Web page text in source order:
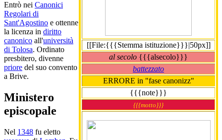
[[File:{{{Stemma istituzione}}}|50px]]
al secolo {{{alsecolo}}}
battezzato
ERRORE in "fase canonizz"
{{{note}}}
{{{motto}}}
Entrò nei Canonici
Regolari di
Sant'Agostino e ottenne
la licenza in diritto
canonico all'università
di Tolosa. Ordinato
presbitero, divenne
priore del suo convento
a Brive.
Ministero
episcopale
Nel 1348 fu eletto